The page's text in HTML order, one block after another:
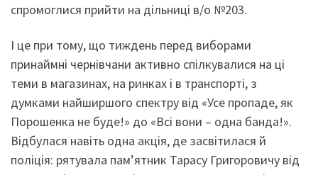
спромоглися прийти на дільниці в/о №203.
І це при тому, що тиждень перед виборами
принаймні чернівчани активно спілкувалися на ці
теми в магазинах, на ринках і в транспорті, з
думками найширшого спектру від «Усе пропаде, як
Порошенка не буде!» до «Всі вони – одна банда!».
Відбулася навіть одна акція, де засвітилася й
поліція: рятувала пам’ятник Тарасу Григоровичу від